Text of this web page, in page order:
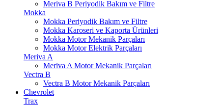
Meriva B Periyodik Bakım ve Filtre
Mokka
Mokka Periyodik Bakım ve Filtre
Mokka Karoseri ve Kaporta Ürünleri
Mokka Motor Mekanik Parçaları
Mokka Motor Elektrik Parçaları
Meriva A
Meriva A Motor Mekanik Parçaları
Vectra B
Vectra B Motor Mekanik Parçaları
Chevrolet
Trax